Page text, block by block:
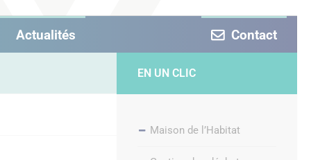
Actualités Contact
EN UN CLIC
Maison de l’Habitat